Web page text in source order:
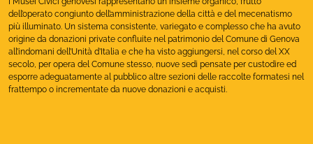
dell’operato congiunto dell’amministrazione della città e del mecenatismo
più illuminato. Un sistema consistente, variegato e complesso che ha avuto
origine da donazioni private confluite nel patrimonio del Comune di Genova
all’indomani dell’Unità d’Italia e che ha visto aggiungersi, nel corso del XX
secolo, per opera del Comune stesso, nuove sedi pensate per custodire ed
esporre adeguatamente al pubblico altre sezioni delle raccolte formatesi nel
frattempo o incrementate da nuove donazioni e acquisti.